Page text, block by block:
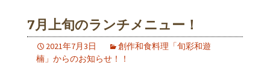
7月上旬のランチメニュー！
2021年7月3日
創作和食料理「旬彩和遊
楠」からのお知らせ！！